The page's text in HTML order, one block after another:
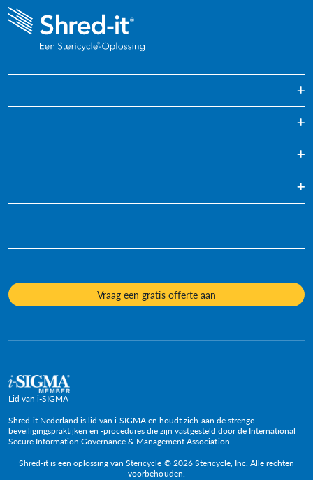
Archiefvernietiging
Regelmatig gepland papier versnipperen
Eenmalig Archiefvernietiging
Blog
Infografieken
Informatiefiches
Duurzaamheid
Onze cultuur
Beleid en positiesVraag een gratis offerte aan
Lid van i-SIGMA
Shred-it Nederland is lid van i-SIGMA en houdt zich aan de strenge
beveiligingspraktijken en -procedures die zijn vastgesteld door de International
Secure Information Governance & Management Association.
Shred-it is een oplossing van Stericycle © 2026 Stericycle, Inc. Alle rechten
voorbehouden.